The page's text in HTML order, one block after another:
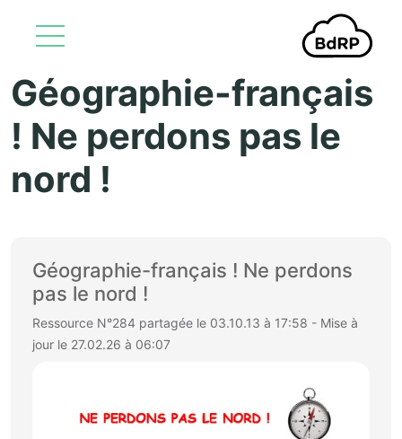
Aller au contenu principal
Géographie-français
! Ne perdons pas le
nord !
Géographie-français ! Ne perdons
pas le nord !
Ressource N°284 partagée le 03.10.13 à 17:58 - Mise à
jour le 27.02.26 à 06:07